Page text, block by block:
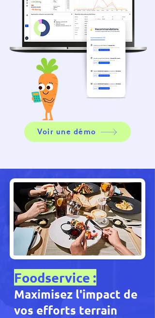
Voir une démo
Foodservice :
Maximisez l'impact de
vos efforts terrain